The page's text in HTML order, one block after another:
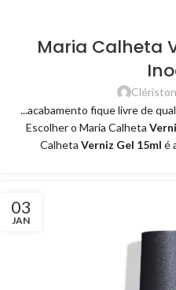
Maria Calheta
...acabamento fique livre de
Escolher o Maria Calheta
Calheta Verniz Gel 15ml é
03
JAN